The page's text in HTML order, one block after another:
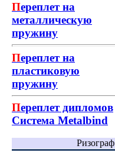
Переплет на
металлическую
пружину
Переплет на
пластиковую
пружину
Переплет дипломов
Система Metalbind
Ризограф